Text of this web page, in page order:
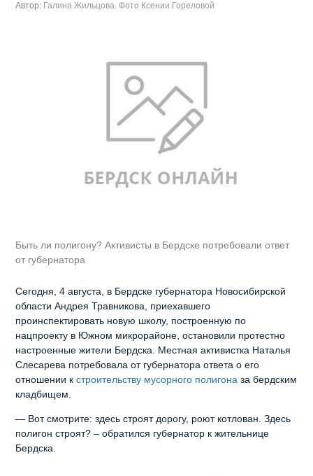
Автор: Галина Жильцова. Фото Ксении Гореловой
Быть ли полигону? Активисты в Бердске потребовали ответ
от губернатора
Сегодня, 4 августа, в Бердске губернатора Новосибирской
области Андрея Травникова, приехавшего
проинспектировать новую школу, построенную по
нацпроекту в Южном микрорайоне, остановили протестно
настроенные жители Бердска. Местная активистка Наталья
Слесарева потребовала от губернатора ответа о его
отношении кстроительству мусорного полигона за бердским
кладбищем.
— Вот смотрите: здесь строят дорогу, роют котлован. Здесь
полигон строят? – обратился губернатор к жительнице
Бердска.